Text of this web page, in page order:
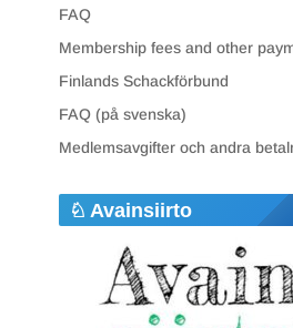
FAQ
Membership fees and other
Finlands Schackförbund
FAQ (på svenska)
Medlemsavgifter och andra
Avainsiirto